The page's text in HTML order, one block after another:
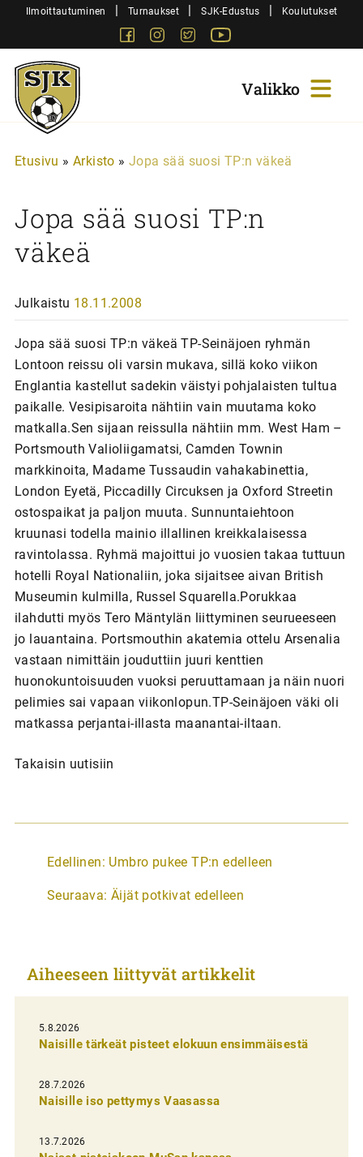
SiirryIlmoittautuminen | Turnaukset | SJK-Edustus | Koulutukset
FacebookInstagram
Twitter
Sjk-
Juniorit
Etusivu » Arkisto » Jopa sää suosi TP:n väkeä
Jopa sää suosi TP:n
väkeä
Julkaistu 18.11.2008
Jopa sää suosi TP:n väkeä TP-Seinäjoen ryhmän
Lontoon reissu oli varsin mukava, sillä koko viikon
Englantia kastellut sadekin väistyi pohjalaisten tultua
paikalle. Vesipisaroita nähtiin vain muutama koko
matkalla.Sen sijaan reissulla nähtiin mm. West Ham –
Portsmouth Valioliigamatsi, Camden Townin
markkinoita, Madame Tussaudin vahakabinettia,
London Eyetä, Piccadilly Circuksen ja Oxford Streetin
ostospaikat ja paljon muuta. Sunnuntaiehtoon
kruunasi todella mainio illallinen kreikkalaisessa
ravintolassa. Ryhmä majoittui jo vuosien takaa tuttuun
hotelli Royal Nationaliin, joka sijaitsee aivan British
Museumin kulmilla, Russel Squarella.Porukkaa
ilahdutti myös Tero Mäntylän liittyminen seurueeseen
jo lauantaina. Portsmouthin akatemia ottelu Arsenalia
vastaan nimittäin jouduttiin juuri kenttien
huonokuntoisuuden vuoksi peruuttamaan ja näin nuori
pelimies sai vapaan viikonlopun.TP-Seinäjoen väki oli
matkassa perjantai-illasta maanantai-iltaan.
Takaisin uutisiin
A
t
k
e
l
i
e
n
Edellinen: Umbro pukee TP:n edelleen
Seuraava: Äijät potkivat edelleen
Aiheeseen liittyvät artikkelit
5.8.2026
Naisille tärkeät pisteet elokuun ensimmäisestä
28.7.2026
Naisille iso pettymys Vaasassa
13.7.2026